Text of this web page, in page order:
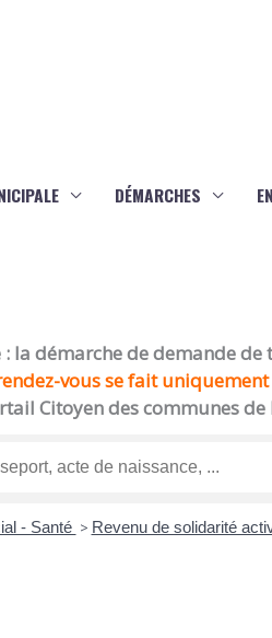
DÉMARCHES
la démarche de demande
vous se fait
Citoyen des communes de
- Santé > Revenu de solidarité